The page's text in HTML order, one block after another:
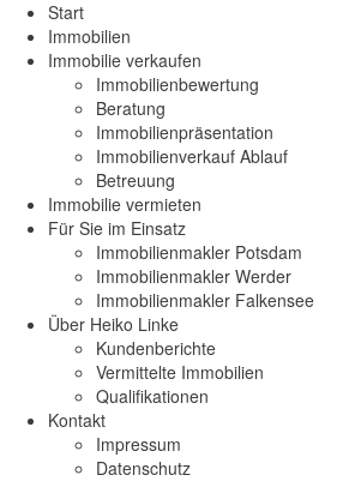
Start
Immobilien
Immobilie verkaufen
Immobilienbewertung
Beratung
Immobilienpräsentation
Immobilienverkauf Ablauf
Betreuung
Immobilie vermieten
Für Sie im Einsatz
Immobilienmakler Potsdam
Immobilienmakler Werder
Immobilienmakler Falkensee
Über Heiko Linke
Kundenberichte
Vermittelte Immobilien
Qualifikationen
Kontakt
Impressum
Datenschutz